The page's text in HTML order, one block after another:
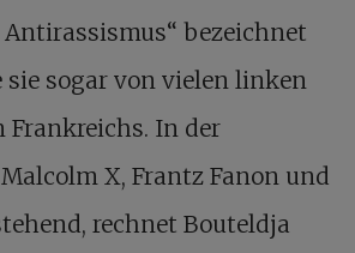
bezeichnet
sogar von vielen linken
In der
X, Frantz Fanon und
rechnet Bouteldja